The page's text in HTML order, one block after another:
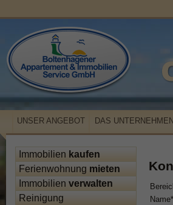
UNSER ANGEBOT DAS UNTERNEHMEN
Immobilien kaufen
Ferienwohnung mieten
Immobilien verwalten
Reinigung